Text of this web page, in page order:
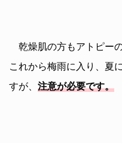
乾燥肌の方もアトピー
これから梅雨に入り、夏
すが、 注意が必要です。